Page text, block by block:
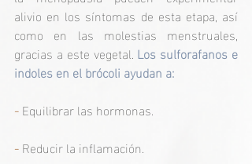
alivio en los síntomas de esta etapa, así
como en las molestias menstruales,
gracias a este vegetal. Los sulforafanos e
indoles en el brócoli ayudan a:
- Equilibrar las hormonas.
- Reducir la inflamación.